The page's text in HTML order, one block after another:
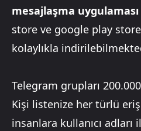
mesajlaşma uygulaması
store ve google play
kolaylıkla
Telegram grupları 200.000
Kişi listenize her türlü
insanlara kullanıcı